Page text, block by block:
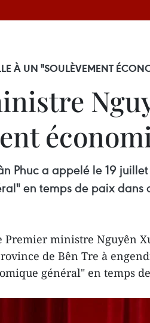
À UN "SOULÈVEMENT
Phuc a appelé le 19
en temps de paix
Premier ministre Nguyên
de Bên Tre à
général" en temps